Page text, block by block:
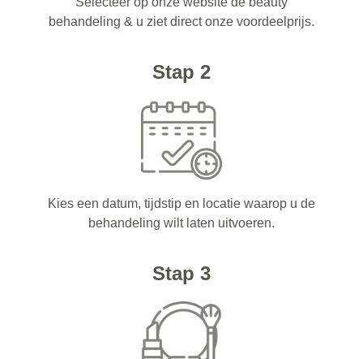
behandeling & u ziet direct onze voordeelprijs.
Stap 2
Kies een datum, tijdstip en locatie waarop u de
behandeling wilt laten uitvoeren.
Stap 3